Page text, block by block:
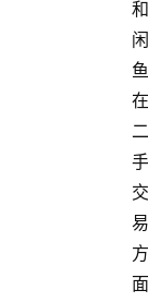
和
闲
鱼
在
二
手
交
易
方
面